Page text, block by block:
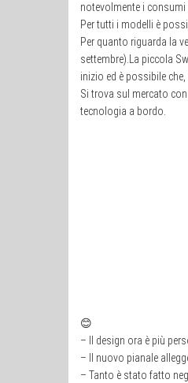
notevolmente i consumi
Per tutti i modelli è
Per quanto riguarda la
settembre).La piccola
inizio ed è possibile
Si trova sul mercato
tecnologia a bordo.
😊
– Il design ora è più
– Il nuovo pianale
– Tanto è stato fatto